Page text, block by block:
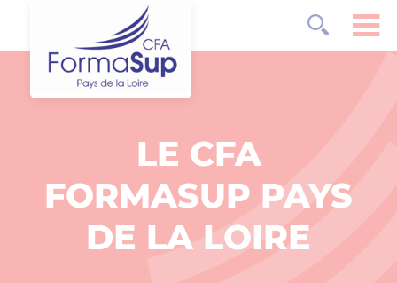
LE CFA
FORMASUP PAYS
DE LA LOIRE